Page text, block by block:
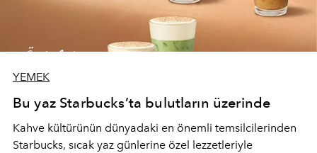
YEMEK
Bu yaz Starbucks’ta bulutların üzerinde
Kahve kültürünün dünyadaki en önemli temsilcilerinden
Starbucks, sıcak yaz günlerine özel lezzetleriyle